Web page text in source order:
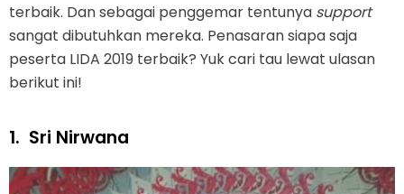
terbaik. Dan sebagai penggemar tentunya support
sangat dibutuhkan mereka. Penasaran siapa saja
peserta LIDA 2019 terbaik? Yuk cari tau lewat ulasan
berikut ini!
1. Sri Nirwana